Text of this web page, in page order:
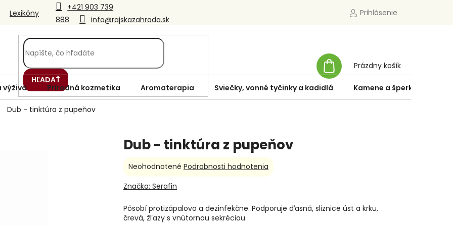
+421 903 739
888
info@rajskazahrada.sk
Lexikóny Prihlásenie
HĽADAŤ
KOŠÍK
Prázdny košík
výživa Prírodná kozmetika Aromaterapia Sviečky, vonné tyčinky a kadidlá Kamene a šperky
Dub - tinktúra z pupeňov
Dub - tinktúra z pupeňov
Pôsobí protizápalovo a dezinfekčne. Podporuje ďasná, sliznice úst a krku,
črevá, žľazy s vnútornou sekréciou
Priemerné
produktu
0,0
z
5
Neohodnotené Podrobnosti hodnotenia
Značka: Serafin